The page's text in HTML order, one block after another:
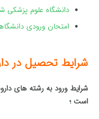
دانشگاه علوم
امتحان ورودی
شرایط تحصیل در
شرایط ورود به رشته های
است ؛